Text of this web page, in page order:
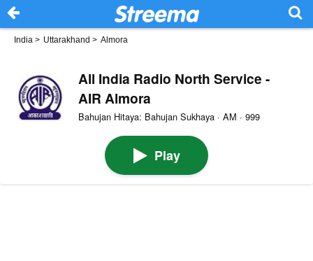
India > Uttarakhand > Almora
All India Radio North Service -
AIR Almora
Bahujan Hitaya: Bahujan Sukhaya · AM · 999
Play